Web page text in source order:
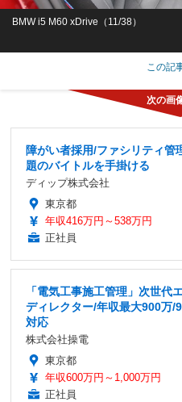
BMW i5 M60 xDrive（11/38）
この記
障がい者採用/ファシリティ
題のバイトルを手掛ける
ディップ株式会社
東京都
年収416万円～538万円
正社員
「電気工事施工管理」次世代
ディレクター/年収最大900万/
対応
株式会社操電
東京都
年収600万円～1,000万円
正社員